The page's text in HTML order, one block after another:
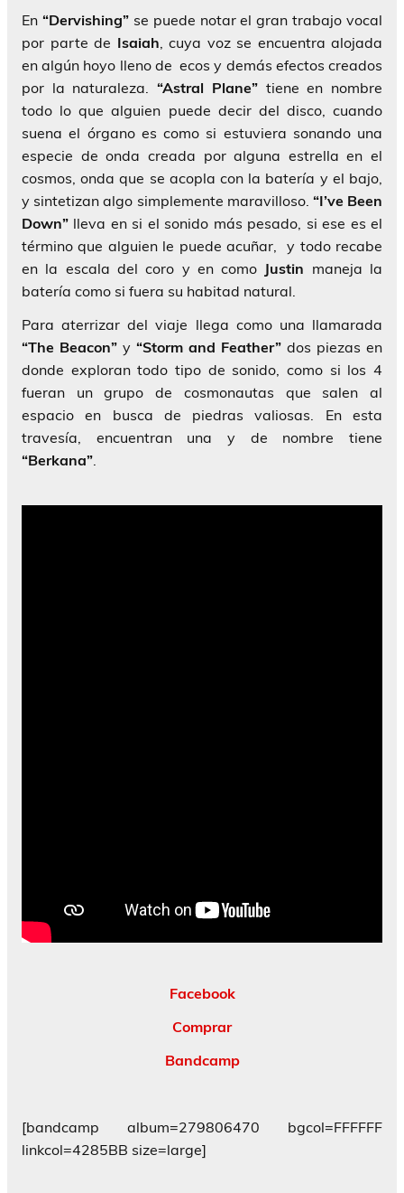
En “Dervishing”se puede notar el gran trabajo vocal
por parte de Isaiah, cuya voz se encuentra alojada
en algún hoyo lleno de ecos y demás efectos creados
por la naturaleza.“Astral Plane” tiene en nombre
todo lo que alguien puede decir del disco, cuando
suena el órgano es como si estuviera sonando una
especie de onda creada por alguna estrella en el
cosmos, onda que se acopla con la batería y el bajo,
y sintetizan algo simplemente maravilloso. “I’ve Been
Down” lleva en si el sonido más pesado, si ese es el
término que alguien le puede acuñar, y todo recabe
en la escala del coro y en como Justin maneja la
batería como si fuera su habitad natural.
Para aterrizar del viaje llega como una llamarada
“The Beacon” y “Storm and Feather” dos piezas en
donde exploran todo tipo de sonido, como si los 4
fueran un grupo de cosmonautas que salen al
espacio en busca de piedras valiosas. En esta
travesía, encuentran una y de nombre tiene
“Berkana”.
Facebook
Comprar
Bandcamp
[bandcamp album=279806470 bgcol=FFFFFF
linkcol=4285BB size=large]